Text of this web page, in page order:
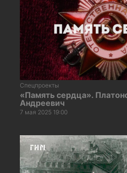
Спецпроекты
«Память сердца».
Андреевич
7 мая 2025 19:00